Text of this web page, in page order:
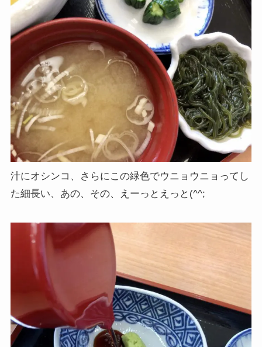
汁にオシンコ、さらにこの緑色でウニョウニョってし
た細長い、あの、その、えーっとえっと(^^;